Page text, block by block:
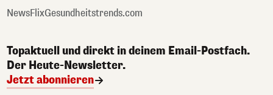
NewsFlixGesundheitstrends.com
Topaktuell und direkt in deinem Email-Postfach.
Der Heute-Newsletter.
Jetzt abonnieren